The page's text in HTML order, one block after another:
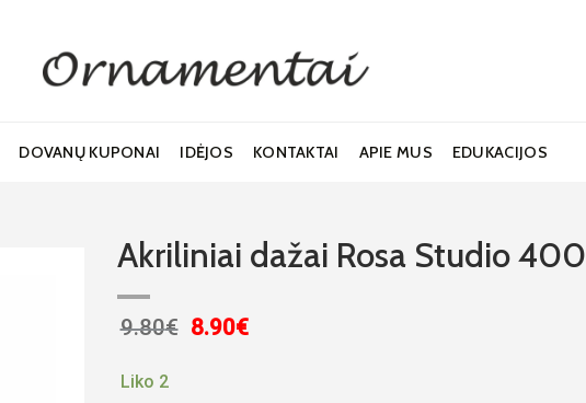
DOVANŲ KUPONAI IDĖJOS KONTAKTAI APIE MUS EDUKACIJOS
Akriliniai dažai Rosa Studio
9.80€ Original
8.90€Current
Liko 2